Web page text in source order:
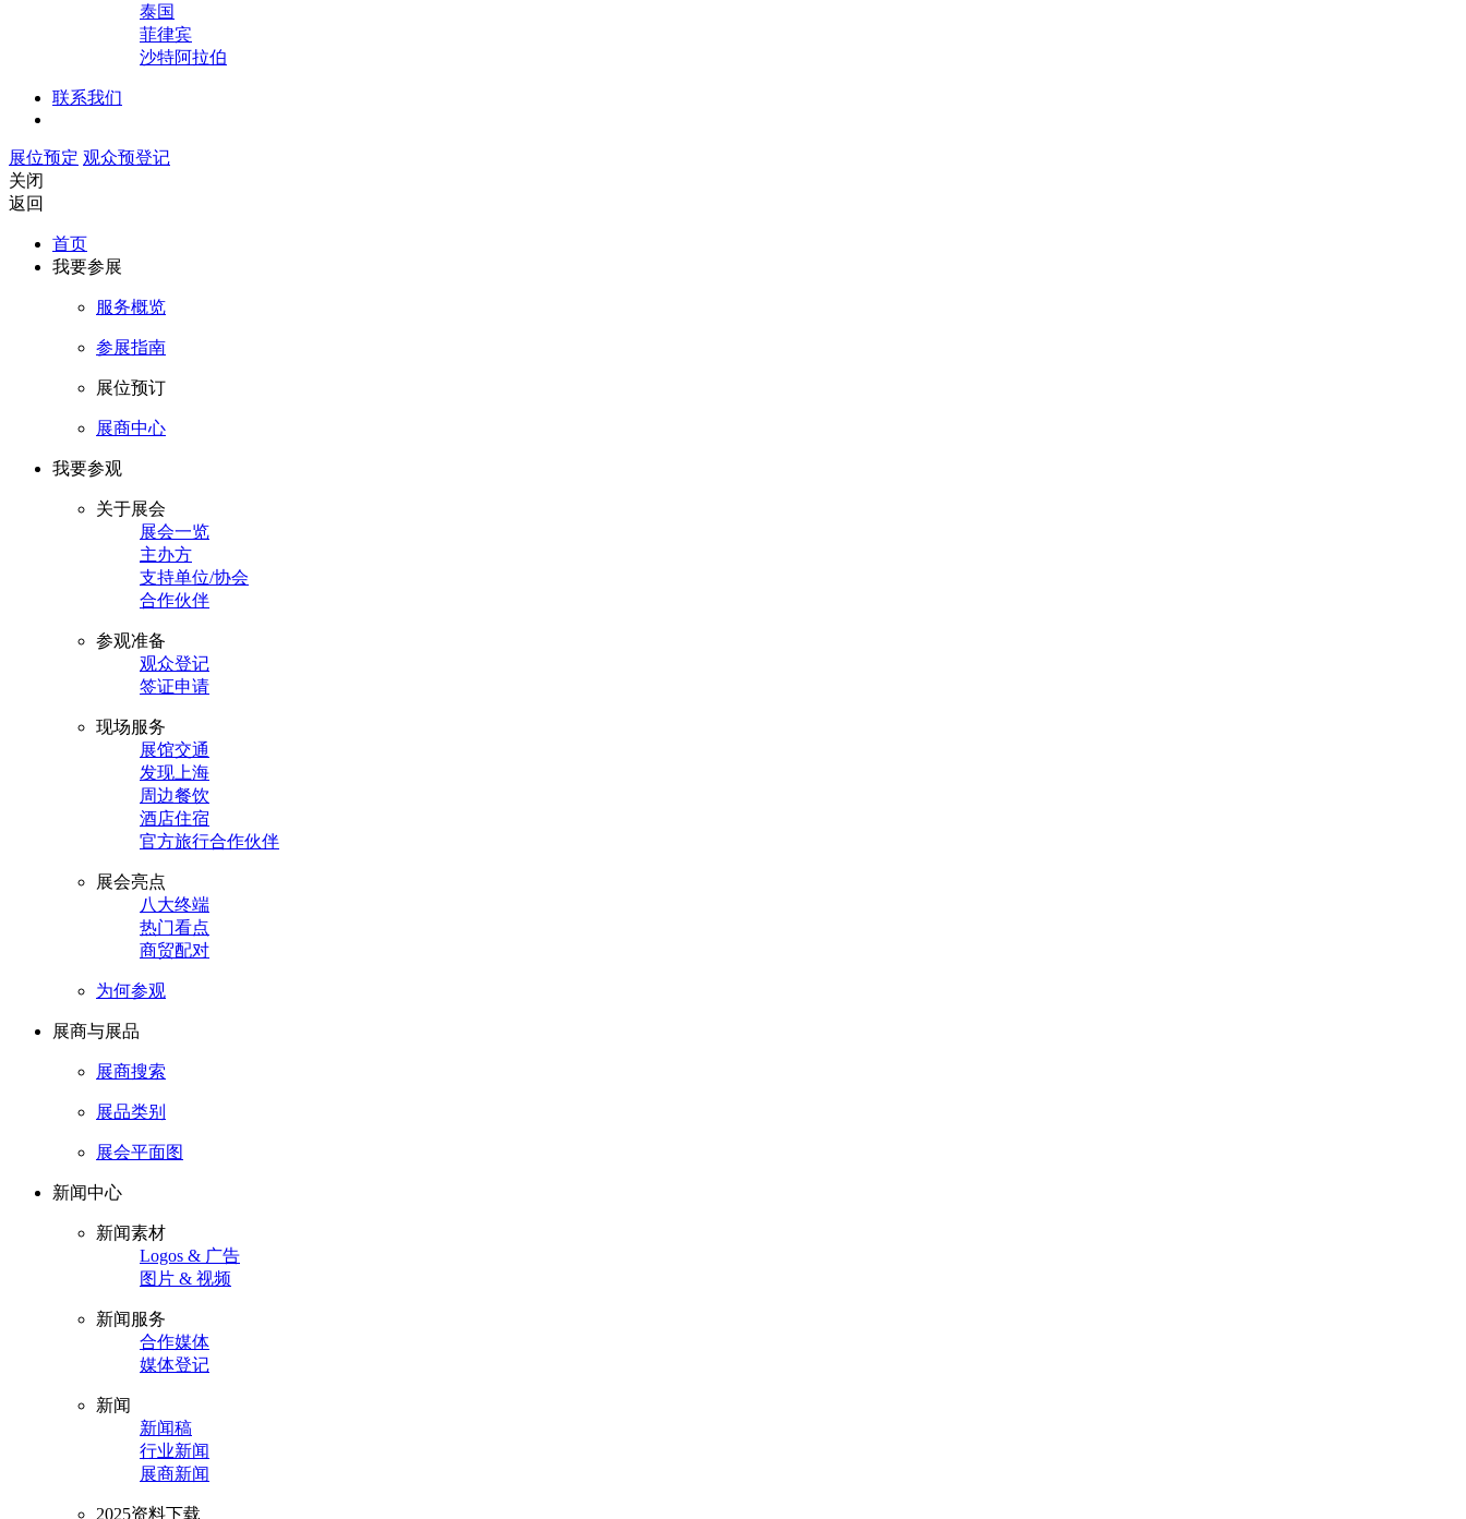
泰国
菲律宾
沙特阿拉伯
联系我们
展位预定 观众预登记
关闭
返回
首页
我要参展
服务概览
参展指南
展位预订
展商中心
我要参观
关于展会
展会一览
主办方
支持单位/协会
合作伙伴
参观准备
观众登记
签证申请
现场服务
展馆交通
发现上海
周边餐饮
酒店住宿
官方旅行合作伙伴
展会亮点
八大终端
热门看点
商贸配对
为何参观
展商与展品
展商搜索
展品类别
展会平面图
新闻中心
新闻素材
Logos & 广告
图片 & 视频
新闻服务
合作媒体
媒体登记
新闻
新闻稿
行业新闻
展商新闻
2025资料下载